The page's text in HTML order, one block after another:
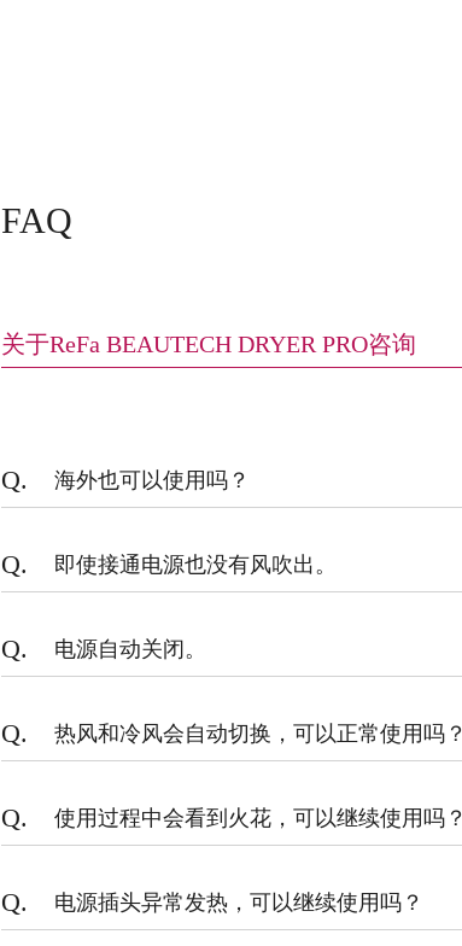
FAQ
关于ReFa BEAUTECH DRYER PRO咨询
Q. 海外也可以使用吗？
Q. 即使接通电源也没有风吹出。
Q. 电源自动关闭。
Q. 热风和冷风会自动切换，可以正常使用吗？
Q. 使用过程中会看到火花，可以继续使用吗？
Q. 电源插头异常发热，可以继续使用吗？